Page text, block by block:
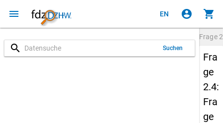
menu EN account_circle shopping_cart
search Suchen
Frage
Fra
ge
2.4:
Fra
ge